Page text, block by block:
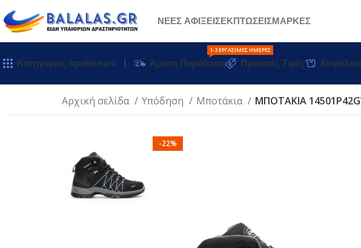
ΝΕΕΣ ΑΦΙΞΕΙΣΕΚΠΤΩΣΕΙΣΜΑΡΚΕΣ
Κατηγορίες προϊόντων Άμεση Παράδοση
1-3 ΕΡΓΆΣΙΜΕΣ ΗΜΈΡΕΣ
Προσιτές Τιμές
Αρχική σελίδα Υπόδηση Μποτάκια ΜΠΟΤΑΚΙΑ
-22%